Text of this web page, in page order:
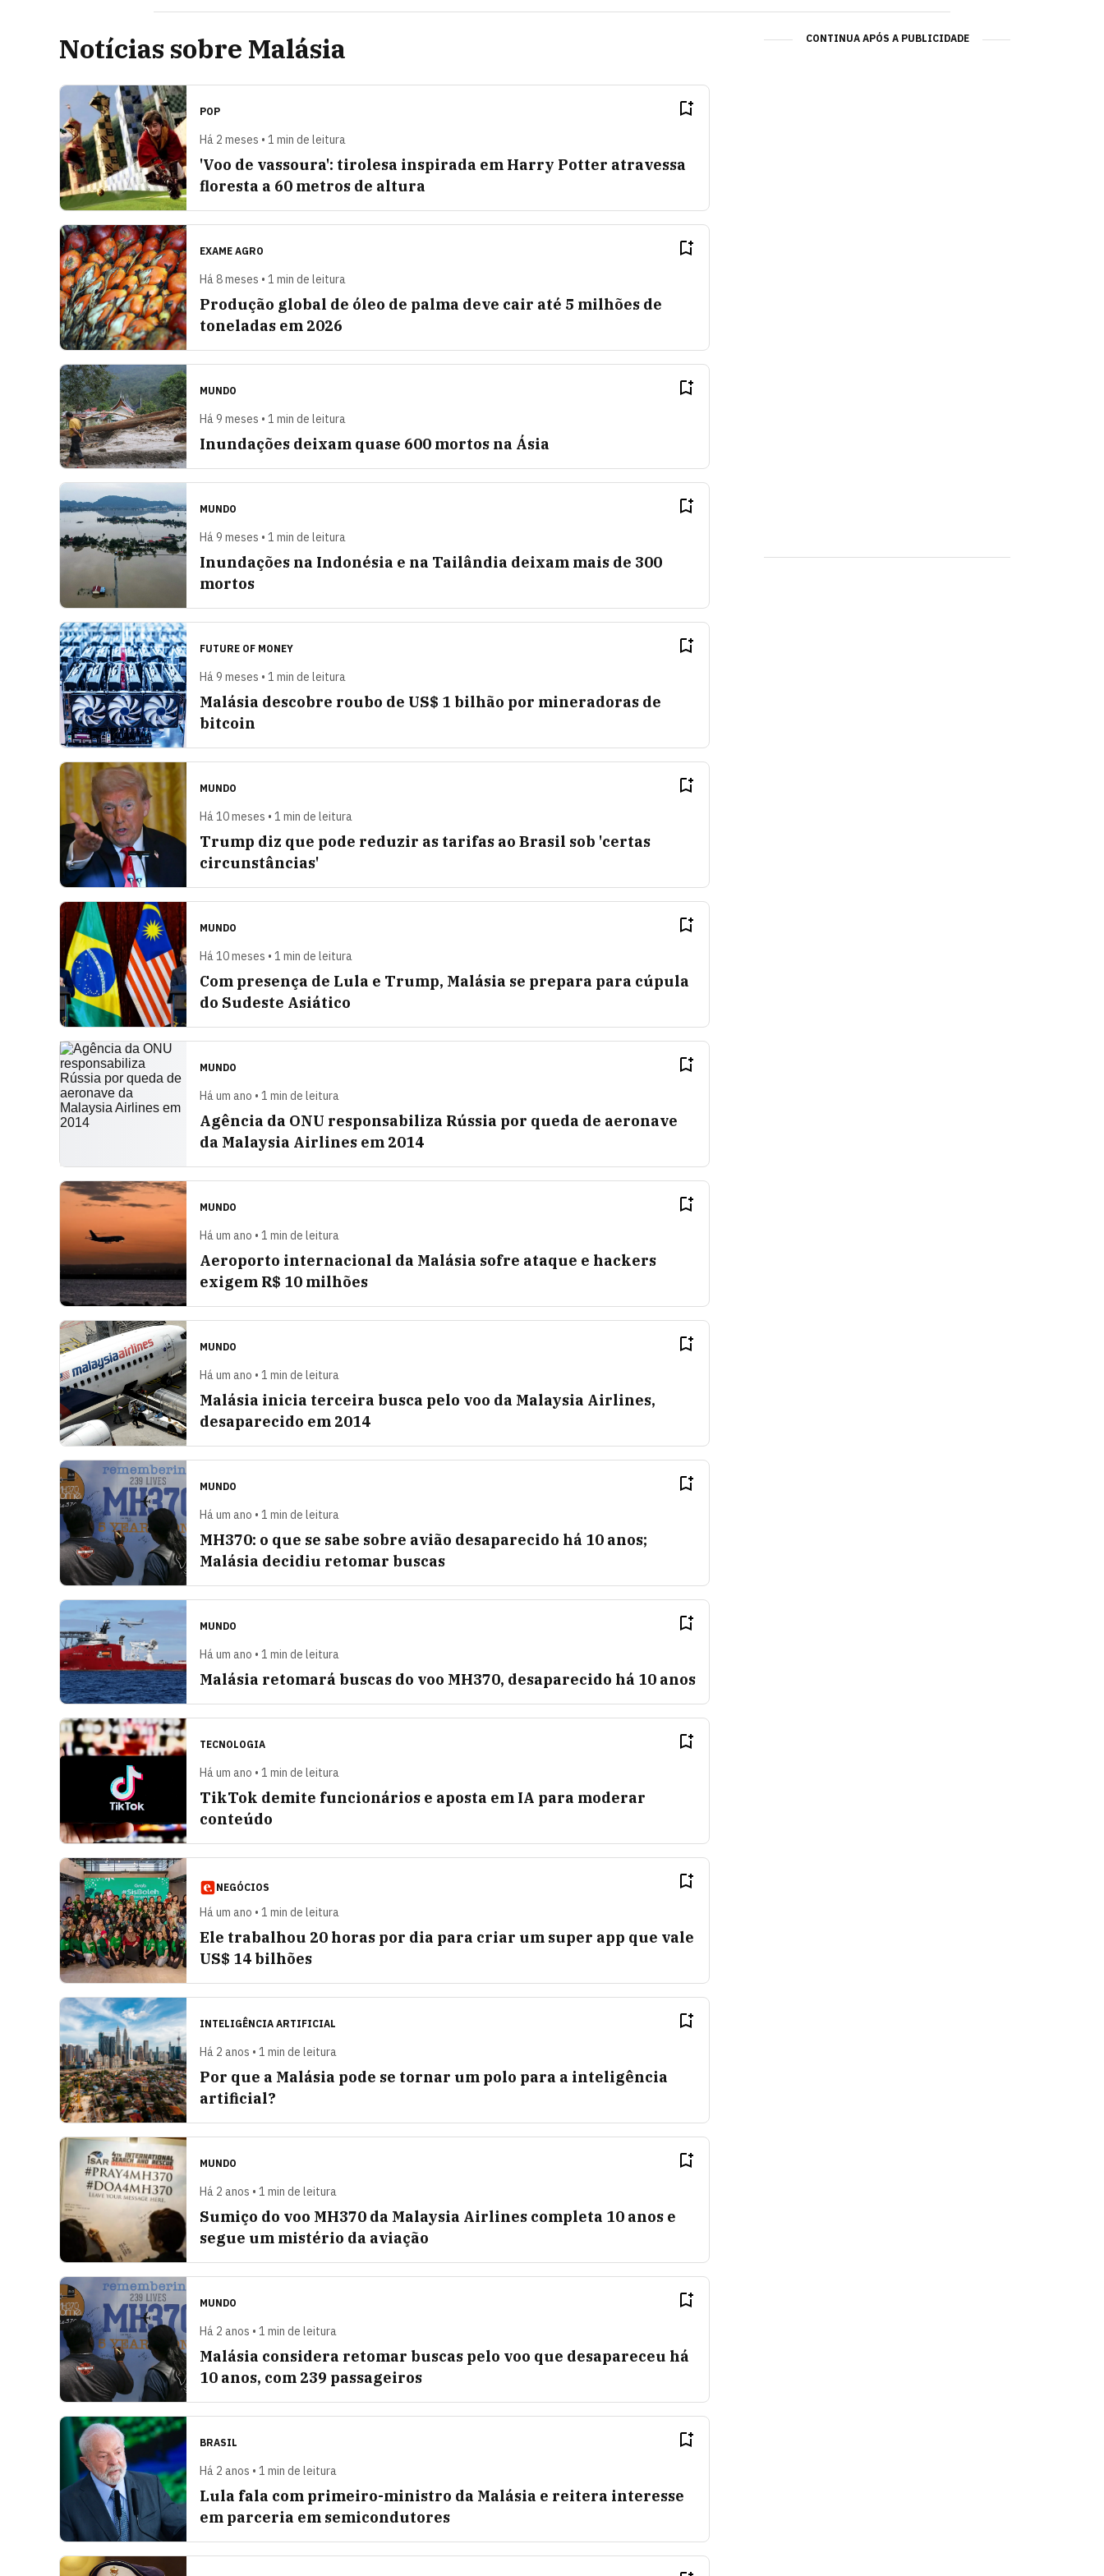
Notícias sobre Malásia
POP
Há 2 meses • 1 min de leitura
'Voo de vassoura': tirolesa inspirada em Harry Potter atravessa
floresta a 60 metros de altura
EXAME AGRO
Há 8 meses • 1 min de leitura
Produção global de óleo de palma deve cair até 5 milhões de
toneladas em 2026
MUNDO
Há 9 meses • 1 min de leitura
Inundações deixam quase 600 mortos na Ásia
MUNDO
Há 9 meses • 1 min de leitura
Inundações na Indonésia e na Tailândia deixam mais de 300
mortos
FUTURE OF MONEY
Há 9 meses • 1 min de leitura
Malásia descobre roubo de US$ 1 bilhão por mineradoras de
bitcoin
MUNDO
Há 10 meses • 1 min de leitura
Trump diz que pode reduzir as tarifas ao Brasil sob 'certas
circunstâncias'
MUNDO
Há 10 meses • 1 min de leitura
Com presença de Lula e Trump, Malásia se prepara para cúpula
do Sudeste Asiático
MUNDO
Há um ano • 1 min de leitura
Agência da ONU responsabiliza Rússia por queda de aeronave
da Malaysia Airlines em 2014
MUNDO
Há um ano • 1 min de leitura
Aeroporto internacional da Malásia sofre ataque e hackers
exigem R$ 10 milhões
MUNDO
Há um ano • 1 min de leitura
Malásia inicia terceira busca pelo voo da Malaysia Airlines,
desaparecido em 2014
MUNDO
Há um ano • 1 min de leitura
MH370: o que se sabe sobre avião desaparecido há 10 anos;
Malásia decidiu retomar buscas
MUNDO
Há um ano • 1 min de leitura
Malásia retomará buscas do voo MH370, desaparecido há 10 anos
TECNOLOGIA
Há um ano • 1 min de leitura
TikTok demite funcionários e aposta em IA para moderar
conteúdo
NEGÓCIOS
Há um ano • 1 min de leitura
Ele trabalhou 20 horas por dia para criar um super app que vale
US$ 14 bilhões
INTELIGÊNCIA ARTIFICIAL
Há 2 anos • 1 min de leitura
Por que a Malásia pode se tornar um polo para a inteligência
artificial?
MUNDO
Há 2 anos • 1 min de leitura
Sumiço do voo MH370 da Malaysia Airlines completa 10 anos e
segue um mistério da aviação
MUNDO
Há 2 anos • 1 min de leitura
Malásia considera retomar buscas pelo voo que desapareceu há
10 anos, com 239 passageiros
BRASIL
Há 2 anos • 1 min de leitura
Lula fala com primeiro-ministro da Malásia e reitera interesse
em parceria em semicondutores
CONTINUA APÓS A PUBLICIDADE